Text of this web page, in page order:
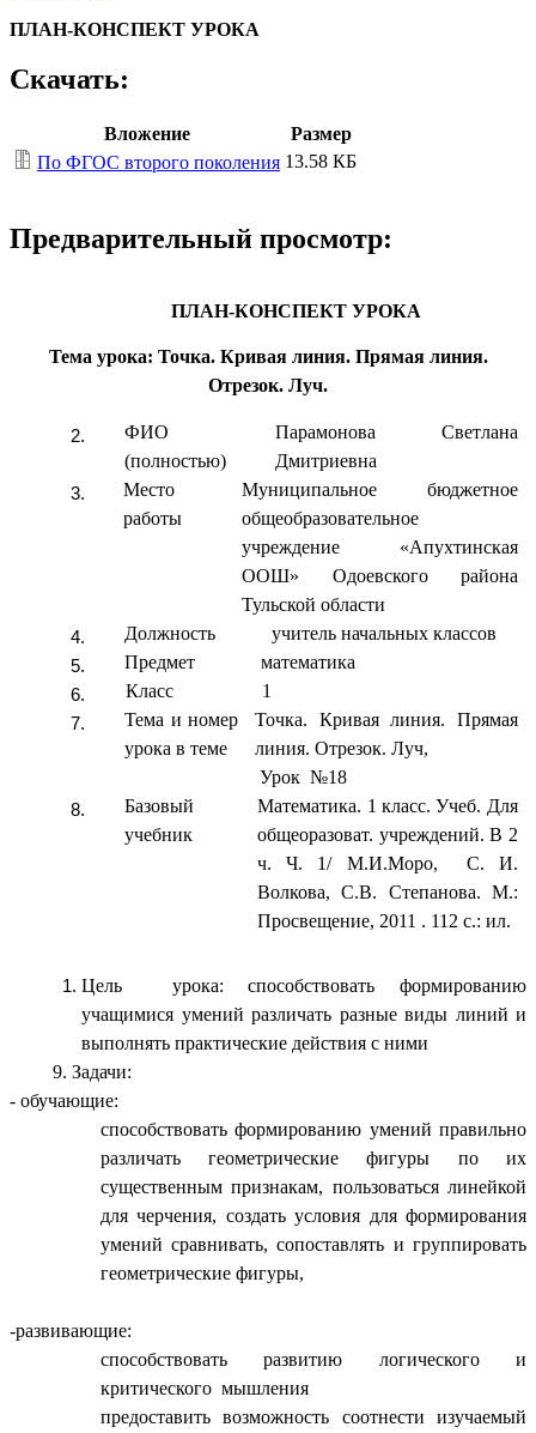
ПЛАН-КОНСПЕКТ УРОКА
Скачать:
Вложение
Размер
По ФГОС второго поколения 13.58 КБ
Предварительный просмотр:
ПЛАН-КОНСПЕКТ УРОКА
Тема урока: Точка. Кривая линия. Прямая линия.
Отрезок. Луч.
ФИО
(полностью)
Парамонова Светлана
Дмитриевна
Место
работы
Муниципальное бюджетное
общеобразовательное
учреждение «Апухтинская
ООШ» Одоевского района
Тульской области
Должность
учитель начальных классов
Предмет
математика
Класс
1
Тема и номер
урока в теме
Точка. Кривая линия. Прямая
линия. Отрезок. Луч,
Урок №18
Базовый
учебник
Математика. 1 класс. Учеб. Для
общеоразоват. учреждений. В 2
ч. Ч. 1/ М.И.Моро, С. И.
Волкова, С.В. Степанова. М.:
Просвещение, 2011 . 112 с.: ил.
Цель урока: способствовать формированию
учащимися умений различать разные виды линий и
выполнять практические действия с ними
9. Задачи:
- обучающие:
способствовать формированию умений правильно
различать геометрические фигуры по их
существенным признакам, пользоваться линейкой
для черчения, создать условия для формирования
умений сравнивать, сопоставлять и группировать
геометрические фигуры,
-развивающие:
способствовать развитию логического и
критического мышления
предоставить возможность соотнести изучаемый